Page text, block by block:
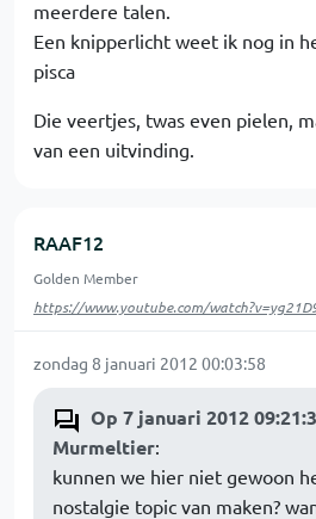
meerdere talen.
Een knipperlicht weet ik nog in
pisca
Die veertjes, twas even pielen,
van een uitvinding.
RAAF12
Golden Member
https://www.youtube.com/
zondag 8 januari 2012 00:03:58
Op 7 januari 2012
Murmeltier:
kunnen we hier niet gewoon
nostalgie topic van maken?